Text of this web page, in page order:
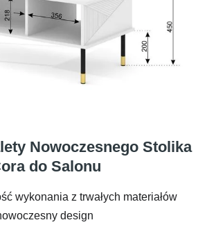
Nowoczesnego Stolika
do Salonu
wykonania z trwałych materiałów
design